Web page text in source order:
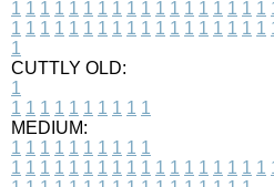
1 1 1 1 1 1 1 1 1 1 1 1 1 1 1 1 1 1
1 1 1 1 1 1 1 1 1 1 1 1 1 1 1 1 1 1
1
CUTTLY OLD:
1
1 1 1 1 1 1 1 1 1 1
MEDIUM:
1 1 1 1 1 1 1 1 1 1
1 1 1 1 1 1 1 1 1 1 1 1 1 1 1 1 1 1